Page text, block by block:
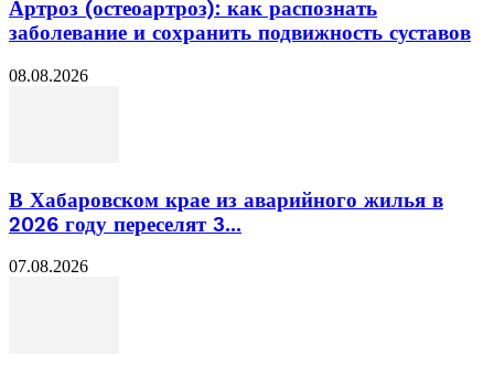
Артроз (остеоартроз): как распознать
заболевание и сохранить подвижность суставов
08.08.2026
В Хабаровском крае из аварийного жилья в
2026 году переселят 3...
07.08.2026